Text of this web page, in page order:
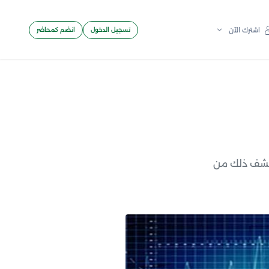
اشترك الآن تسجيل الدخول انضم كمحاضر
ذلك من